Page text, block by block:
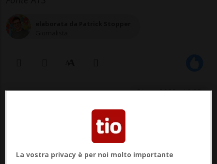
01 giu 2022 - 12:35
ZURIGO - L'attività continua a crescere
all'aeroporto di Zurigo: in maggio i
movimenti aerei dello scalo sono stati
La vostra privacy è per noi molto importante